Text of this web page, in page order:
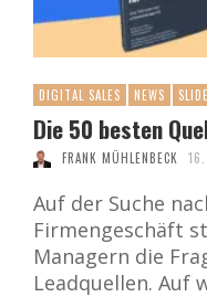
DIGITAL SALES NEWS
Die 50 besten
FRANK MÜHLENBECK
Auf der Suche
Firmengeschäft
Managern die
Leadquellen. Auf